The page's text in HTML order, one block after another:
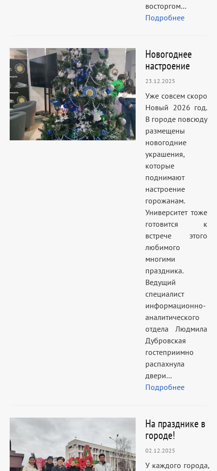
восторгом…
Подробнее
Новогоднее
настроение
23.12.2025
Уже совсем скоро
Новый 2026 год.
В городе повсюду
размещены
новогодние
украшения,
которые
поднимают
настроение
горожанам.
Университет тоже
готовится к
встрече этого
любимого
многими
праздника.
Ведущий
специалист
информационно-
аналитического
отдела Людмила
Дубровская
гостеприимно
распахнула
двери…
Подробнее
На празднике в
городе!
02.12.2025
У каждого города,